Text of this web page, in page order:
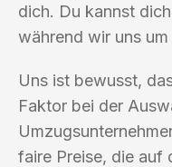
dich. Du kannst
während wir uns
Uns ist bewusst,
Faktor bei der
faire Preise, die auf